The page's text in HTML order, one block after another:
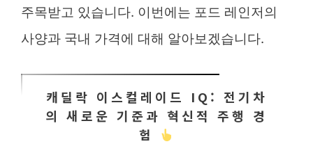
주목받고 있습니다. 이번에는 포드 레인저의
사양과 국내 가격에 대해 알아보겠습니다.
캐딜락 이스컬레이드 IQ: 전기차
의 새로운 기준과 혁신적 주행 경
험